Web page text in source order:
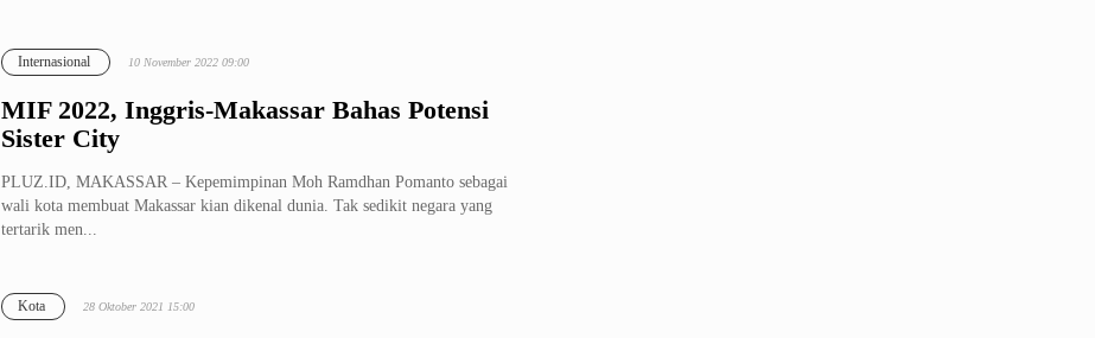
MIF 2022, Inggris-Makassar Bahas Potensi
Sister City
Internasional 10 November 2022 09:00
PLUZ.ID, MAKASSAR – Kepemimpinan Moh Ramdhan Pomanto sebagai
wali kota membuat Makassar kian dikenal dunia. Tak sedikit negara yang
tertarik men...
Kota 28 Oktober 2021 15:00